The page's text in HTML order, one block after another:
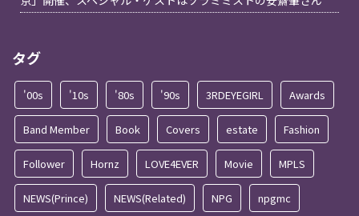
タグ
'00s '10s '80s '90s 3RDEYEGIRL Awards
Band Member Book Covers estate Fashion
Follower Hornz LOVE4EVER Movie MPLS
NEWS(Prince) NEWS(Related) NPG npgmc